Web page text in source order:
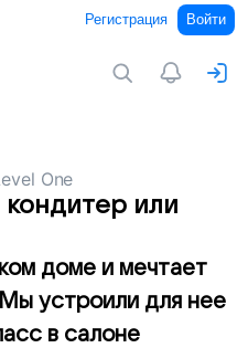
Регистрация Войти
One
кондитер или
доме и мечтает
устроили для нее
в салоне